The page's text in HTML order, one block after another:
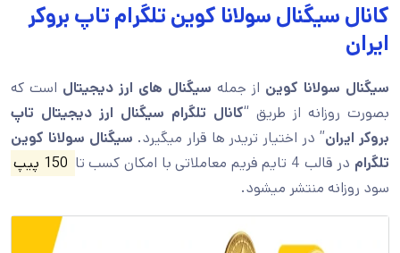
کانال سیگنال سولانا كوين تلگرام تاپ بروکر
ایران
سیگنال سولانا كوين از جمله سیگنال های ارز دیجیتال است که
بصورت روزانه از طریق “کانال تلگرام سیگنال ارز دیجیتال تاپ
بروکر ایران” در اختیار تریدر ها قرار میگیرد. سیگنال سولانا كوين
تلگرام در قالب 4 تایم فریم معاملاتی با امکان کسب تا
سود روزانه منتشر میشود.